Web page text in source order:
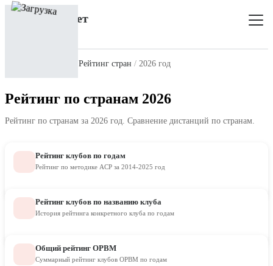
Рейтинг стран 2026 год
Рейтинг по странам 2026
Рейтинг по странам за 2026 год. Сравнение дистанций по странам.
Рейтинг клубов по годам
Рейтинг по методике ACP за 2014-2025 год
Рейтинг клубов по названию клуба
История рейтинга конкретного клуба по годам
Общий рейтинг ОРВМ
Суммарный рейтинг клубов ОРВМ по годам